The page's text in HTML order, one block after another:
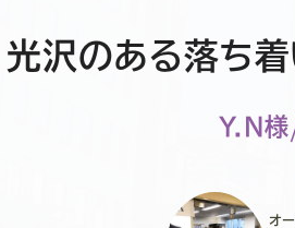
光沢のある落ち
Y.N様
オ